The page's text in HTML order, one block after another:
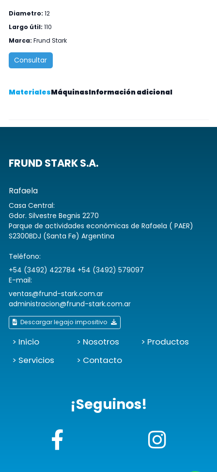
Diametro: 12
Largo útil: 110
Marca: Frund Stark
Consultar
MaterialesMáquinasInformación adicional
FRUND STARK S.A.
Rafaela
Casa Central:
Gdor. Silvestre Begnis 2270
Parque de actividades económicas de Rafaela ( PAER)
S2300BDJ (Santa Fe) Argentina
Teléfono:
+54 (3492) 422784 +54 (3492) 579097
E-mail:
ventas@frund-stark.com.ar
administracion@frund-stark.com.ar
Descargar legajo impositivo
> Inicio > Nosotros
> Productos
> Servicios
> Contacto
¡Seguinos!